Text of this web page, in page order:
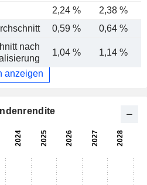
2,24 % 2,38 %
0,59 % 0,64 %
nach
1,04 % 1,14 %
anzeigen